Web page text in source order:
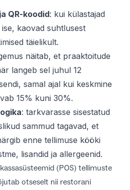
QR-koodid: kui külastajad
kaovad suhtlusest
täielikult.
näitab, et praaktoitude
langeb sel juhul 12
samal ajal kui keskmine
15% kuni 30%.
: tarkvarasse sisestatud
sammud tagavad, et
enne tellimuse kööki
lisandid ja allergeenid.
(POS) tellimuste
otseselt nii restorani